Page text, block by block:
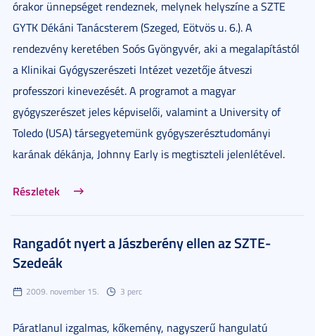
órakor ünnepséget rendeznek, melynek helyszíne a SZTE
GYTK Dékáni Tanácsterem (Szeged, Eötvös u. 6.). A
rendezvény keretében Soós Gyöngyvér, aki a megalapítástól
a Klinikai Gyógyszerészeti Intézet vezetője átveszi
professzori kinevezését. A programot a magyar
gyógyszerészet jeles képviselői, valamint a University of
Toledo (USA) társegyetemünk gyógyszerésztudományi
karának dékánja, Johnny Early is megtiszteli jelenlétével.
Részletek
Rangadót nyert a Jászberény ellen az SZTE-
Szedeák
2009. november 15. 3 perc
Páratlanul izgalmas, kőkemény, nagyszerű hangulatú